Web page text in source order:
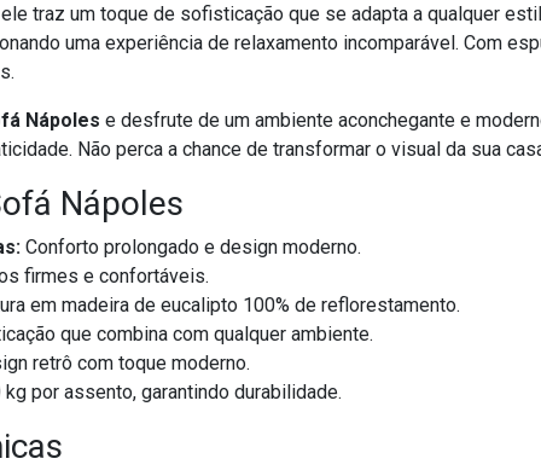
traz um toque de sofisticação que se adapta a qualquer
uma experiência de relaxamento incomparável. Com
Nápoles e desfrute de um ambiente aconchegante e
Não perca a chance de transformar o visual da sua
Nápoles
Conforto prolongado e design moderno.
firmes e confortáveis.
em madeira de eucalipto 100% de reflorestamento.
que combina com qualquer ambiente.
retrô com toque moderno.
por assento, garantindo durabilidade.